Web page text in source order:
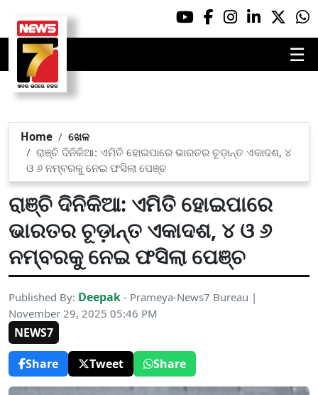
☰
Home
ଖେଳ
ରାଞ୍ଚି ଦିନିକିଆ: ଏମିତି ହୋଇପାରେ ଭାରତର ଚୂଡ଼ାନ୍ତ ଏକାଦଶ, ୪
ଓ ୬ ନମ୍ବରକୁ ନେଇ ଫସିଲା ପେଞ୍ଚ
ରାଞ୍ଚି ଦିନିକିଆ: ଏମିତି ହୋଇପାରେ
ଭାରତର ଚୂଡ଼ାନ୍ତ ଏକାଦଶ, ୪ ଓ ୬
ନମ୍ବରକୁ ନେଇ ଫସିଲା ପେଞ୍ଚ
Published By: Deepak - Prameya-News7 Bureau |
November 29, 2025 05:46 PM
NEWS7
Share
Tweet Share